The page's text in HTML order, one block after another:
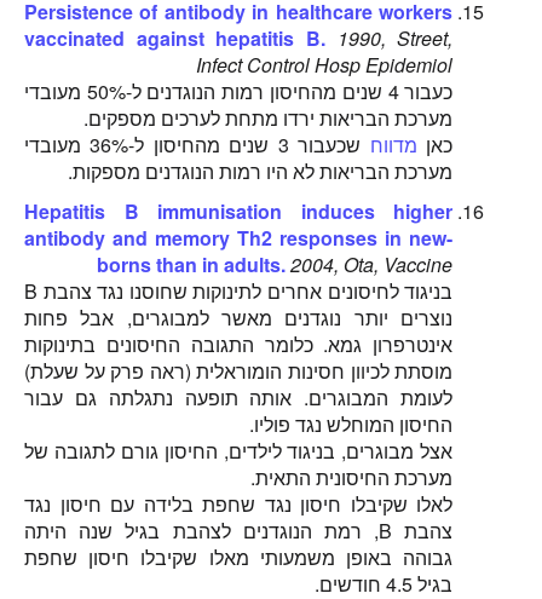
Persistence of antibody in healthcare workers
vaccinated against hepatitis B. 1990, Street,
Infect Control Hosp Epidemiol
כעבור 4 שנים מהחיסון רמות הנוגדנים ל-50% מעובדי
מערכת הבריאות ירדו מתחת לערכים מספקים.
כאן מדווח
שכעבור 3 שנים מהחיסון ל-36% מעובדי
מערכת הבריאות לא היו רמות הנוגדנים מספקות.
Hepatitis B immunisation induces higher
antibody and memory Th2 responses in new-
borns than in adults.2004, Ota, Vaccine
בניגוד לחיסונים אחרים לתינוקות שחוסנו נגד צהבת B
נוצרים יותר נוגדנים מאשר למבוגרים, אבל פחות
אינטרפרון גמא. כלומר התגובה החיסונים בתינוקות
מוסתת לכיוון חסינות הומוראלית (ראה פרק על שעלת)
לעומת המבוגרים. אותה תופעה נתגלתה גם עבור
החיסון המוחלש נגד פוליו.
אצל מבוגרים, בניגוד לילדים, החיסון גורם לתגובה של
מערכת החיסונית התאית.
לאלו שקיבלו חיסון נגד שחפת בלידה עם חיסון נגד
צהבת B, רמת הנוגדנים לצהבת בגיל שנה היתה
גבוהה באופן משמעותי מאלו שקיבלו חיסון שחפת
בגיל 4.5 חודשים.